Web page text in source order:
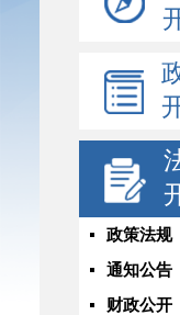
政策法规
通知公告
财政公开